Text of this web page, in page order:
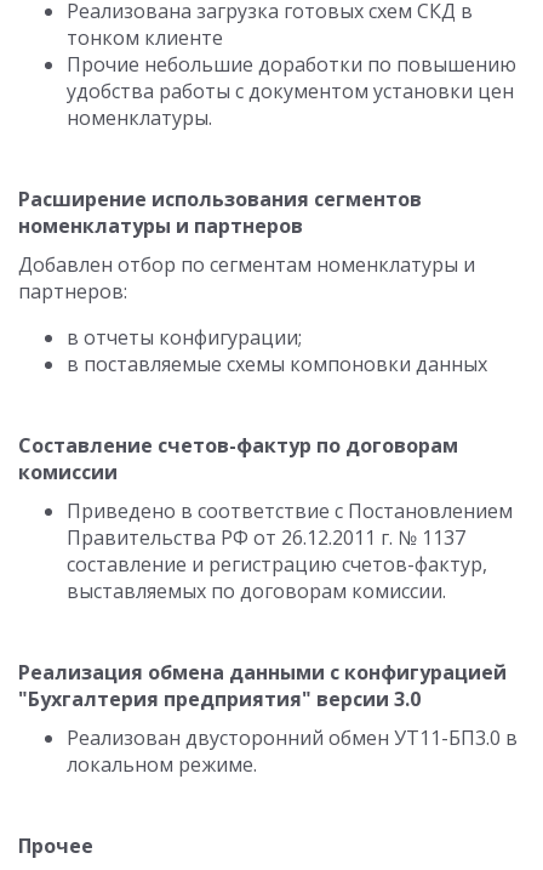
Реализована загрузка готовых схем СКД в
тонком клиенте
Прочие небольшие доработки по повышению
удобства работы с документом установки цен
номенклатуры.
Расширение использования сегментов
номенклатуры и партнеров
Добавлен отбор по сегментам номенклатуры и
партнеров:
в отчеты конфигурации;
в поставляемые схемы компоновки данных
Составление счетов-фактур по договорам
комиссии
Приведено в соответствие с Постановлением
Правительства РФ от 26.12.2011 г. № 1137
составление и регистрацию счетов-фактур,
выставляемых по договорам комиссии.
Реализация обмена данными с конфигурацией
"Бухгалтерия предприятия" версии 3.0
Реализован двусторонний обмен УТ11-БП3.0 в
локальном режиме.
Прочее